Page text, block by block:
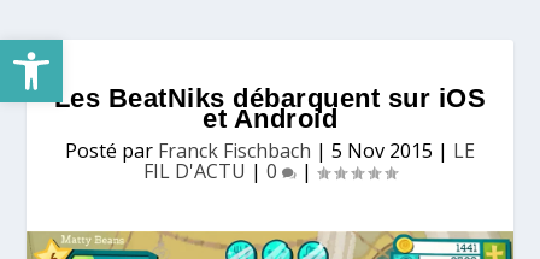
Ouvrir la barre d’outils
Les BeatNiks débarquent sur iOS
et Android
Posté par Franck Fischbach | 5 Nov 2015 | LE
FIL D'ACTU | 0 |